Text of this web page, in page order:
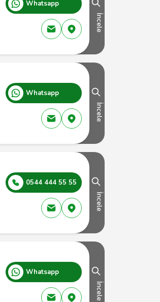
Whatsapp
İncele
Whatsapp
İncele
0544 444 55 55
İncele
Whatsapp
İncele